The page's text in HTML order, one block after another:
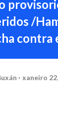
/
contra
xaneiro